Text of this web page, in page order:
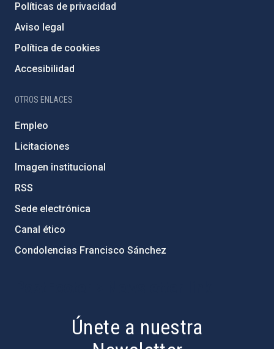
Políticas de privacidad
Aviso legal
Política de cookies
Accesibilidad
OTROS ENLACES
Empleo
Licitaciones
Imagen institucional
RSS
Sede electrónica
Canal ético
Condolencias Francisco Sánchez
Únete a nuestra